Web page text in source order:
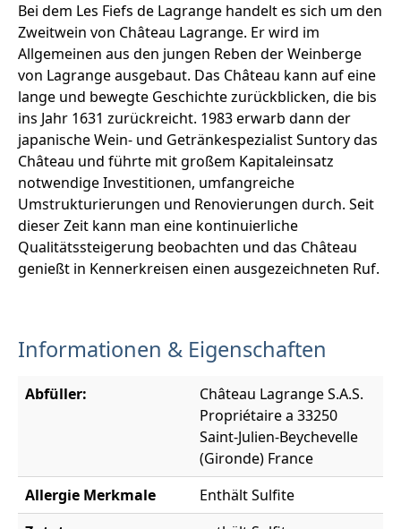
Bei dem Les Fiefs de Lagrange handelt es sich um den
Zweitwein von Château Lagrange. Er wird im
Allgemeinen aus den jungen Reben der Weinberge
von Lagrange ausgebaut. Das Château kann auf eine
lange und bewegte Geschichte zurückblicken, die bis
ins Jahr 1631 zurückreicht. 1983 erwarb dann der
japanische Wein- und Getränkespezialist Suntory das
Château und führte mit großem Kapitaleinsatz
notwendige Investitionen, umfangreiche
Umstrukturierungen und Renovierungen durch. Seit
dieser Zeit kann man eine kontinuierliche
Qualitätssteigerung beobachten und das Château
genießt in Kennerkreisen einen ausgezeichneten Ruf.
Informationen & Eigenschaften
Abfüller:
Château Lagrange S.A.S.
Propriétaire a 33250
Saint-Julien-Beychevelle
(Gironde) France
Allergie Merkmale
Enthält Sulfite